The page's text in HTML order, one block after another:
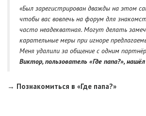
«Был зарегистрирован дважды на этом
чтобы вас вовлечь на форум для
часто неадекватная. Могут делать
карательные меры при игноре
Меня удалили за общение с одним
Виктор, пользователь «Где папа?»,
→ Познакомиться в «Где папа?»